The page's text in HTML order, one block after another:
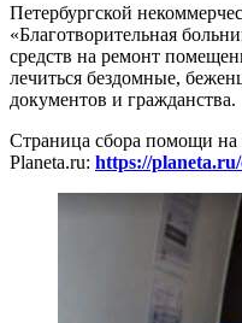
Петербургской
«Благотворительная
средств на ремонт
лечиться бездомные,
документов и гражданства.
Страница сбора помощи
Planeta.ru: https://